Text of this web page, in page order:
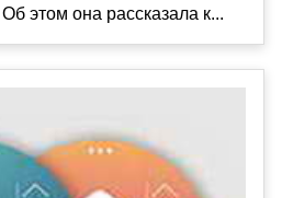
этом она рассказала к...